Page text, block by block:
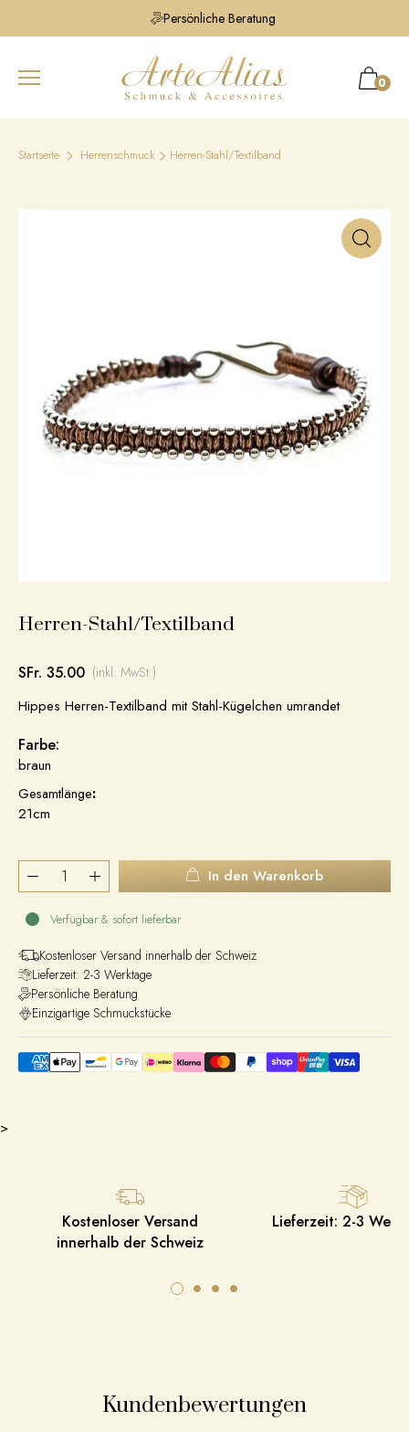
Persönliche Beratung
0
Startseite Herrenschmuck Herren-Stahl/Textilband
Herren-Stahl/Textilband
SFr. 35.00 (inkl. MwSt.)
Hippes Herren-Textilband mit Stahl-Kügelchen umrandet
Farbe:
braun
Gesamtlänge:
21cm
In den Warenkorb
Verfügbar & sofort lieferbar
Kostenloser Versand innerhalb der Schweiz
Lieferzeit: 2-3 Werktage
Persönliche Beratung
Einzigartige Schmuckstücke
>
Kostenloser Versand
innerhalb der Schweiz
Lieferzeit: 2-3
Kundenbewertungen